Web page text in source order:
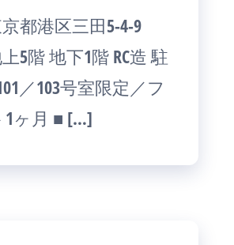
港区三田5-4-9
階 地下1階 RC造 駐
／103号室限定／フ
1ヶ月 ■ […]